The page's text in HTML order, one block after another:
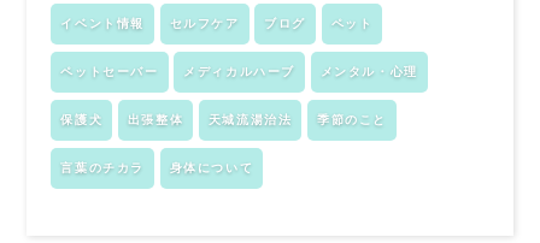
イベント情報 セルフケア ブログ ペット
ペットセーバー メディカルハーブ メンタル・心理
保護犬 出張整体 天城流湯治法 季節のこと
言葉のチカラ 身体について